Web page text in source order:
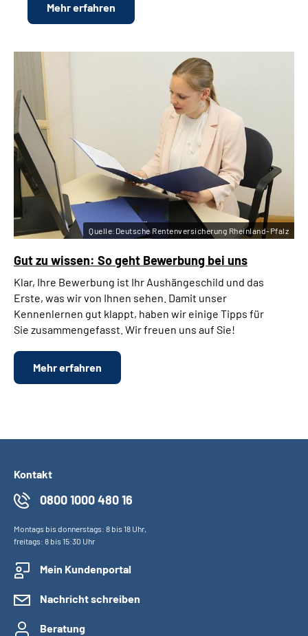
Mehr erfahren
Gut zu wissen: So geht Bewerbung bei uns
Klar, Ihre Bewerbung ist Ihr Aushängeschild und das
Erste, was wir von Ihnen sehen. Damit unser
Kennenlernen gut klappt, haben wir einige Tipps für
Sie zusammengefasst. Wir freuen uns auf Sie!
Mehr erfahren
Quelle:Deutsche Rentenversicherung Rheinland-Pfalz
Kontakt
0800 1000 480 16
Montags bis donnerstags: 8 bis 18 Uhr,
freitags: 8 bis 15:30 Uhr
Mein Kundenportal
Nachricht schreiben
Beratung